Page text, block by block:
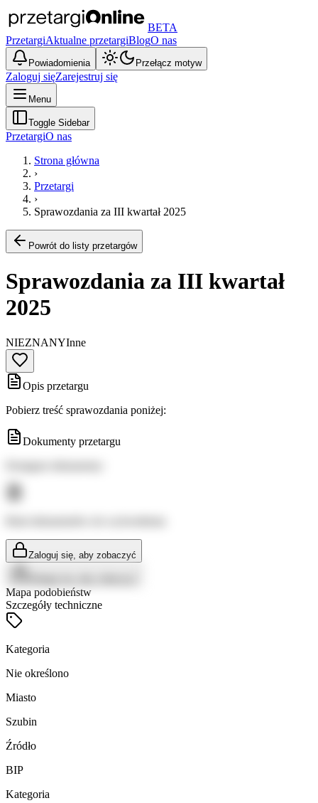
BETA
PrzetargiAktualne przetargiBlogO nas
Powiadomienia Przełącz motyw
Zaloguj sięZarejestruj się
Menu
Toggle Sidebar
PrzetargiO nas
Strona główna
›
Przetargi
›
Sprawozdania za III kwartał 2025
Powrót do listy przetargów
Sprawozdania za III kwartał
2025
NIEZNANYInne
Opis przetargu
Pobierz treść sprawozdania poniżej:
Dokumenty przetargu
Zaloguj się, aby zobaczyć
Mapa podobieństw
Szczegóły techniczne
Kategoria
Nie określono
Miasto
Szubin
Źródło
BIP
Kategoria